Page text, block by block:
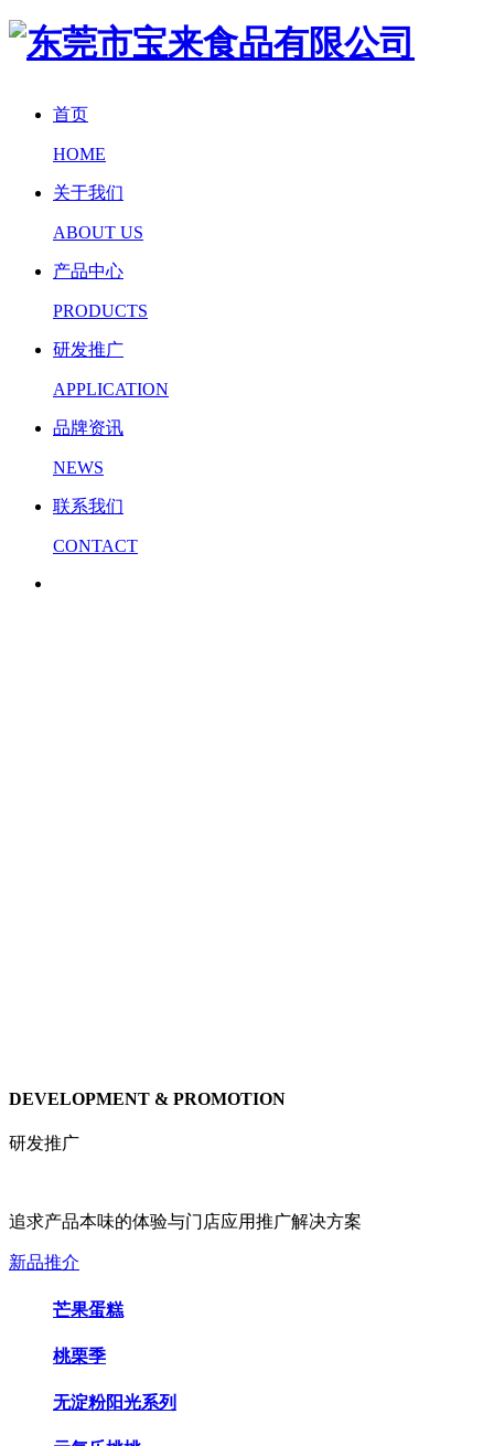
首页
HOME
关于我们
ABOUT US
产品中心
PRODUCTS
研发推广
APPLICATION
品牌资讯
NEWS
联系我们
CONTACT
DEVELOPMENT & PROMOTION
研发推广
追求产品本味的体验与门店应用推广解决方案
新品推介
芒果蛋糕
桃栗季
无淀粉阳光系列